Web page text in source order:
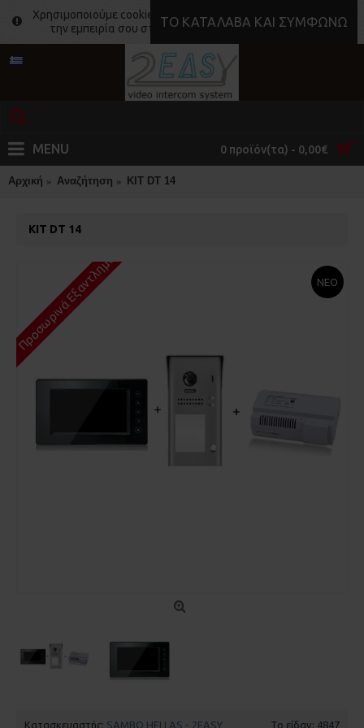
Χρησιμοποιούμε cookies για να κάνουμε ακόμα καλύτερη
την εμπειρία σου στο site μας. Μάθε περισσότερα
ΤΟ ΚΑΤΆΛΑΒΑ ΚΑΙ ΣΥΜΦΩΝΏ
0 προϊόν(τα) - 0,00€
MENU
Αρχική Αναζήτηση KIT DT 14
KIT DT 14
ΝΕΟ
Προσωρινά Εξαντλημένο
Το είδαν: 4847
Κατασκευαστής: SAMBO HELLAS - 2EASY